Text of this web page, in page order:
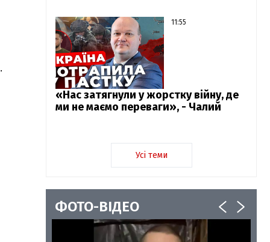
11:55
«Нас затягнули у жорстку війну, де
ми не маємо переваги», - Чалий
Усі теми
ФОТО-ВІДЕО